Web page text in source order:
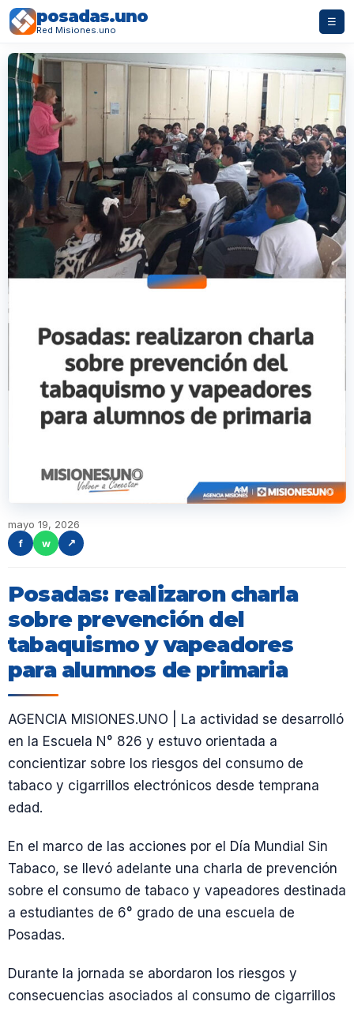
posadas.uno
Red Misiones.uno
☰
mayo 19, 2026
f
w ↗
Posadas: realizaron charla
sobre prevención del
tabaquismo y vapeadores
para alumnos de primaria
AGENCIA MISIONES.UNO | La actividad se desarrolló
en la Escuela N° 826 y estuvo orientada a
concientizar sobre los riesgos del consumo de
tabaco y cigarrillos electrónicos desde temprana
edad.
En el marco de las acciones por el Día Mundial Sin
Tabaco, se llevó adelante una charla de prevención
sobre el consumo de tabaco y vapeadores destinada
a estudiantes de 6° grado de una escuela de
Posadas.
Durante la jornada se abordaron los riesgos y
consecuencias asociados al consumo de cigarrillos